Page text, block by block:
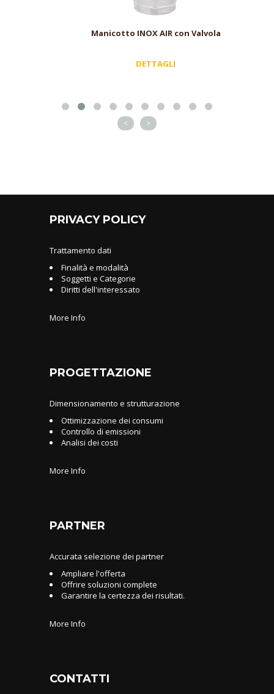
Manicotto INOX AIR con Valvola
DETTAGLI
< >
PRIVACY POLICY
Trattamento dati
Finalità e modalità
Soggetti e Categorie
Diritti dell'interessato
More Info
PROGETTAZIONE
Dimensionamento e strutturazione
Ottimizzazione dei consumi
Controllo di emissioni
Analisi dei costi
More Info
PARTNER
Accurata selezione dei partner
Ampliare l'offerta
Offrire soluzioni complete
Garantire la certezza dei risultati.
More Info
CONTATTI